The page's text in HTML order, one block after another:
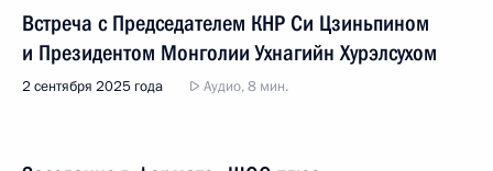
Встреча с Председателем КНР Си Цзиньпином
и Президентом Монголии Ухнагийн Хурэлсухом
2 сентября 2025 года Аудио, 8 мин.